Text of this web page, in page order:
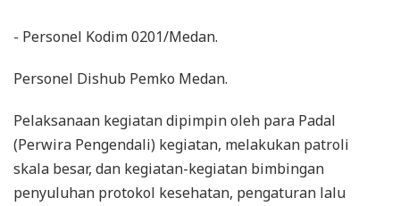
- Personel Kodim 0201/Medan.
Personel Dishub Pemko Medan.
Pelaksanaan kegiatan dipimpin oleh para Padal
(Perwira Pengendali) kegiatan, melakukan patroli
skala besar, dan kegiatan-kegiatan bimbingan
penyuluhan protokol kesehatan, pengaturan lalu